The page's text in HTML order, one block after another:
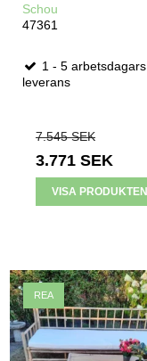
Schou
47361
1 - 5 arbetsdagars
leverans
7.545 SEK
3.771 SEK
VISA PRODUKTEN
REA